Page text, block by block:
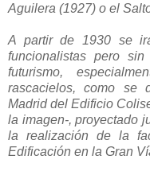
Aguilera (1927) o el
A partir de 1930 se
funcionalistas pero
futurismo,
rascacielos, como se
Madrid del Edificio
la imagen-, proyectado
la realización de la
Edificación en la Gran